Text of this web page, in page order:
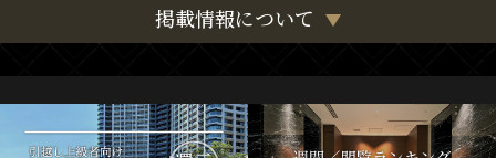
掲載情報について